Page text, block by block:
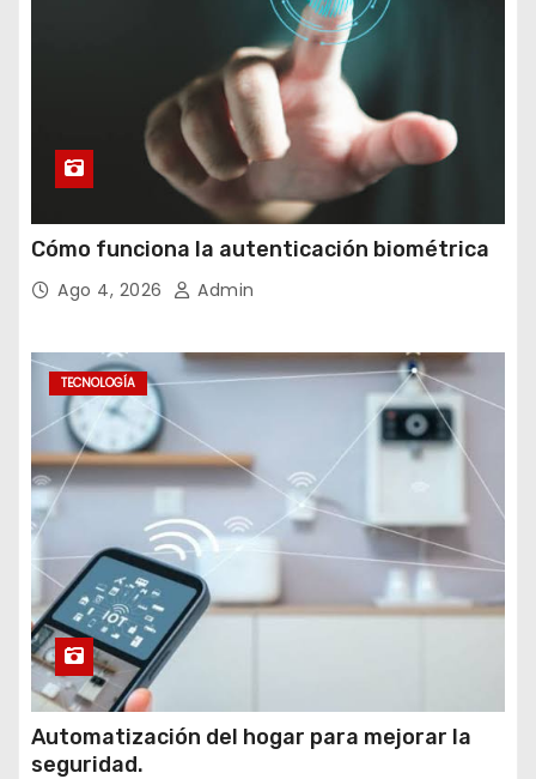
Cómo funciona la autenticación biométrica
Ago 4, 2026 Admin
TECNOLOGÍA
Automatización del hogar para mejorar la
seguridad.